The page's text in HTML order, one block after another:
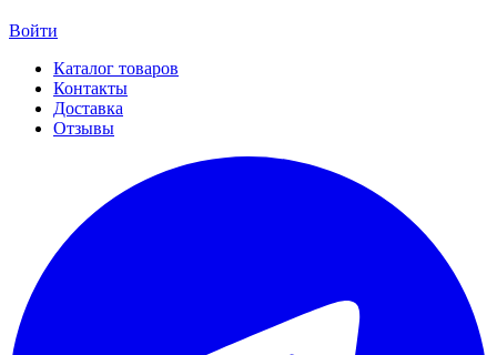
Войти
Каталог товаров
Контакты
Доставка
Отзывы